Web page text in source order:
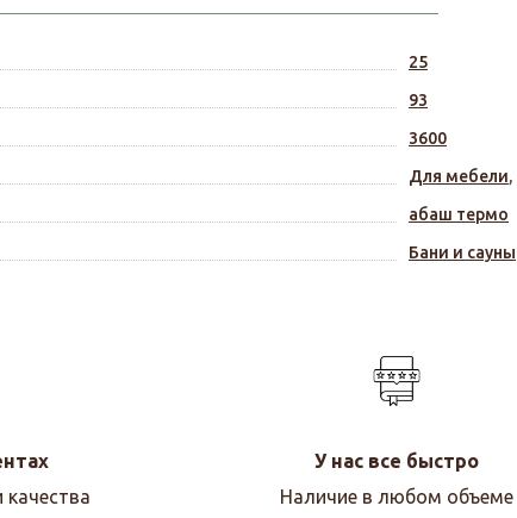
25
93
3600
Для мебели,
абаш термо
Бани и сауны
У нас все быстро
Наличие в любом объеме